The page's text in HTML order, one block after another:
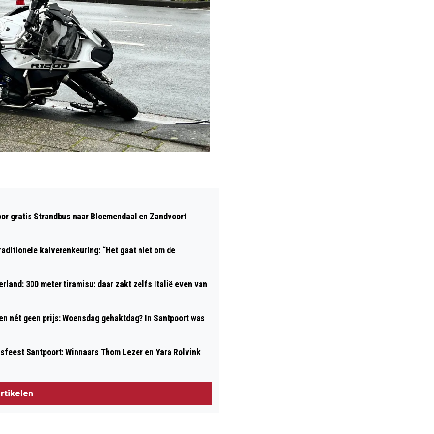
gratis Strandbus naar Bloemendaal en Zandvoort
kalverenkeuring: “Het gaat niet om de
300 meter tiramisu: daar zakt zelfs Italië even van
nét geen prijs: Woensdag gehaktdag? In Santpoort was
Santpoort: Winnaars Thom Lezer en Yara Rolvink